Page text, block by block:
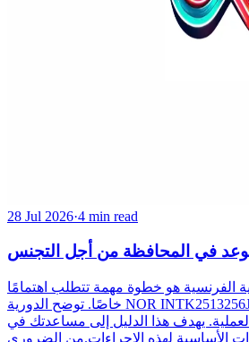
28 Jul 2026·4 min read
في المحافظة من أجل التجنس
الفرنسية هو خطوة مهمة تتطلب اهتمامًا
خاصًا. توضح الدورية NOR INTK2513256J بتاريخ 2 مايو 2025
العملية. يهدف هذا الدليل إلى مساعدتك في
الأساسية لهذه الإجراءات.من الضروري